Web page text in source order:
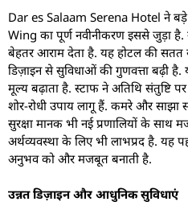
Dar es Salaam Serena Hotel ने
Wing का पूर्ण नवीनीकरण इससे जुड़ा
बेहतर आराम देता है. यह होटल की सतत
डिज़ाइन से सुविधाओं की गुणवत्ता बढ़ी है.
मूल्य बढ़ाता है. स्टाफ ने अतिथि संतुष्टि
शोर-रोधी उपाय लागू हैं. कमरे और साझा
सुरक्षा मानक भी नई प्रणालियों के साथ
अर्थव्यवस्था के लिए भी लाभप्रद है. यह
अनुभव को और मजबूत बनाती है.
उन्नत डिज़ाइन और आधुनिक सुविधाएं